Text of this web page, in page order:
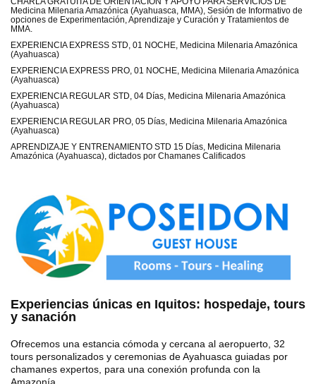
Medicina Milenaria Amazónica (Ayahuasca, MMA), Sesión de Informativo de
opciones de Experimentación, Aprendizaje y Curación y Tratamientos de
MMA.
EXPERIENCIA EXPRESS STD, 01 NOCHE, Medicina Milenaria Amazónica
(Ayahuasca)
EXPERIENCIA EXPRESS PRO, 01 NOCHE, Medicina Milenaria Amazónica
(Ayahuasca)
EXPERIENCIA REGULAR STD, 04 Días, Medicina Milenaria Amazónica
(Ayahuasca)
EXPERIENCIA REGULAR PRO, 05 Días, Medicina Milenaria Amazónica
(Ayahuasca)
APRENDIZAJE Y ENTRENAMIENTO STD 15 Días, Medicina Milenaria
Amazónica (Ayahuasca), dictados por Chamanes Calificados
Experiencias únicas en Iquitos: hospedaje, tours
y sanación
Ofrecemos una estancia cómoda y cercana al aeropuerto, 32
tours personalizados y ceremonias de Ayahuasca guiadas por
chamanes expertos, para una conexión profunda con la